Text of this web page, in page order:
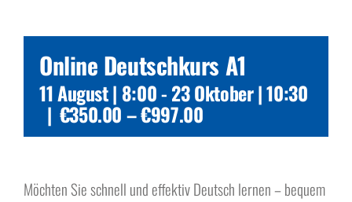
Bildung
Beruf
Förderungen
Über uns
Online Deutschkurs A1
11 August | 8:00-23 Oktober | 10:30
| €350.00 – €997.00
Möchten Sie schnell und effektiv Deutsch lernen – bequem